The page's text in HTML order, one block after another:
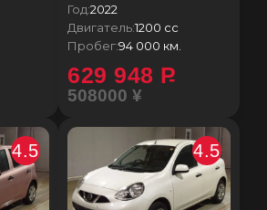
Год:2022
Двигатель:1200 сс
Пробег:94 000 км.
629 948 P
508000 ¥
4.5 4.5